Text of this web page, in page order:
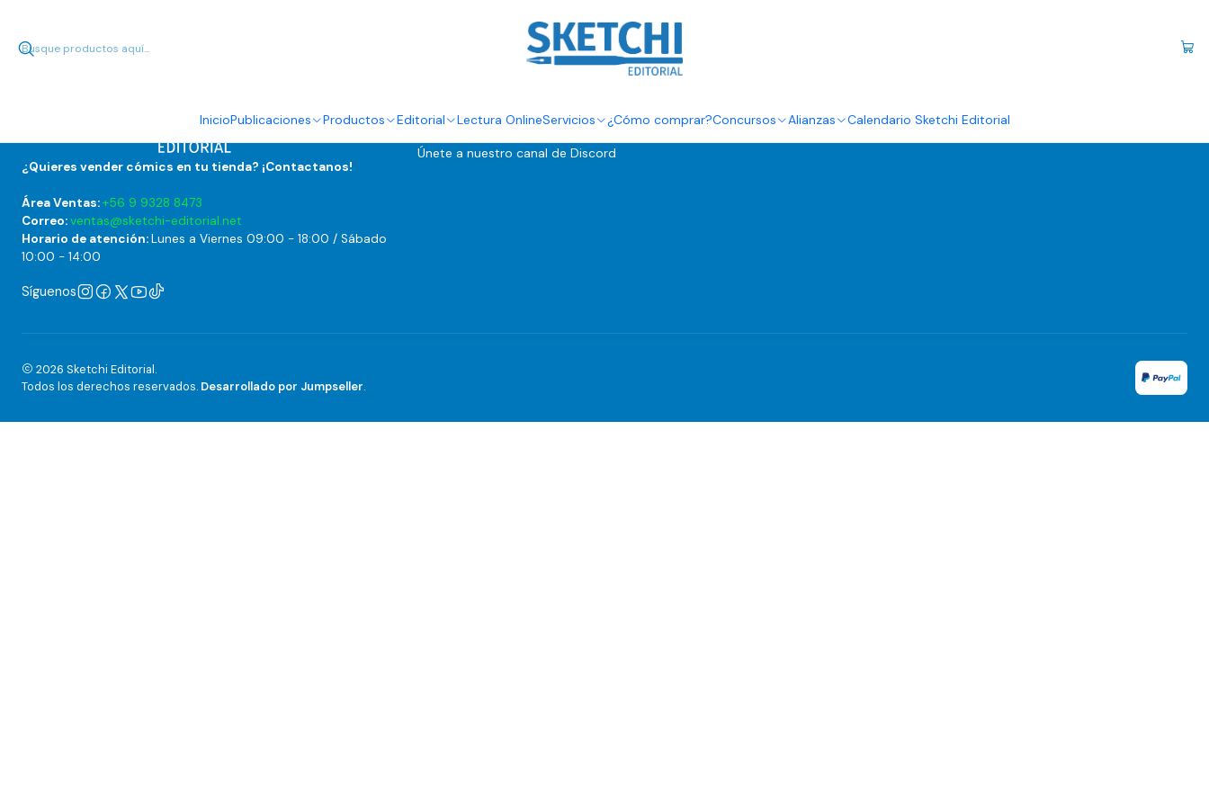
InicioPublicaciones Productos Editorial Lectura OnlineServicios ¿Cómo comprar?Concursos Alianzas Calendario Sketchi Editorial
Inicio Contacto
¿Quieres vender cómics en tu tienda? ¡Contactanos!
Área Ventas:+56 9 9328 8473
Correo:ventas@sketchi-editorial.net
Horario de atención:Lunes a Viernes 09:00 - 18:00 / Sábado
10:00 - 14:00
Síguenos
Únete a nuestro canal de Discord
2026 Sketchi Editorial.
Todos los derechos reservados. Desarrollado por Jumpseller.